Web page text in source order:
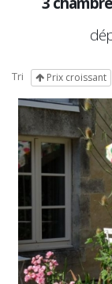
Tri Prix croissant